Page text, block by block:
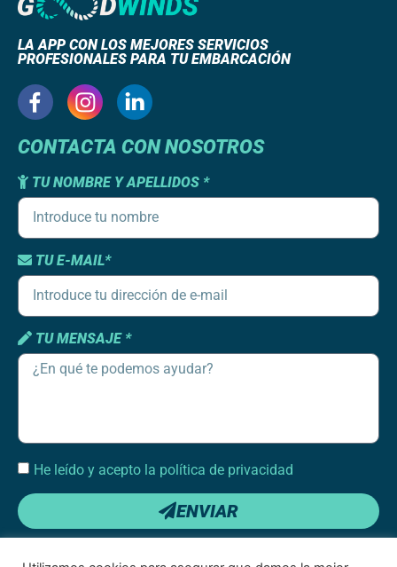
LA APP CON LOS MEJORES SERVICIOS
PROFESIONALES PARA TU EMBARCACIÓN
CONTACTA CON NOSOTROS
TU NOMBRE Y APELLIDOS *
TU E-MAIL*
TU MENSAJE *
He leído y acepto la política de privacidad
ENVIAR